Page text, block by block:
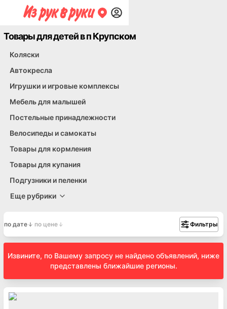
Товары для детей в п Крупском
Коляски
Автокресла
Игрушки и игровые комплексы
Мебель для малышей
Постельные принадлежности
Велосипеды и самокаты
Товары для кормления
Товары для купания
Подгузники и пеленки
Радио- и видеоняни
Рюкзаки, сумки-кенгуру, переноски
Спрос
Прокат
Товары для школы. Другое
Еще рубрики
по дате по цене Фильтры
Извините, по Вашему запросу не найдено объявлений, ниже
представлены ближайшие регионы.